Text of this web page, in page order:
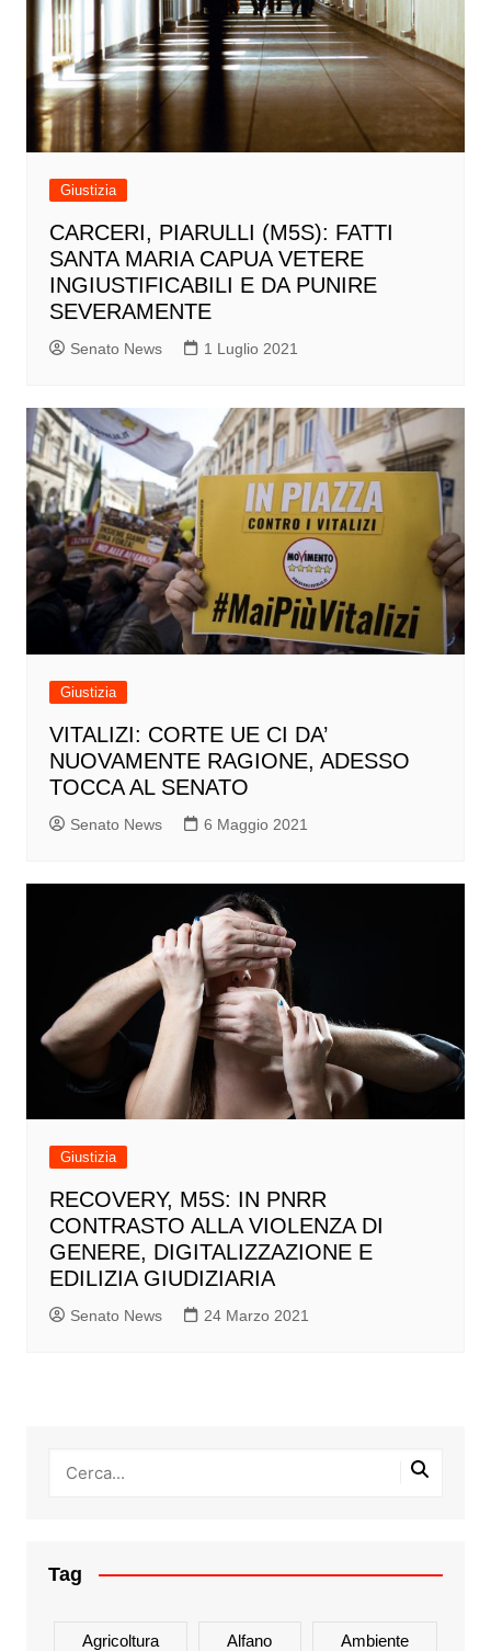
Giustizia
CARCERI, PIARULLI (M5S): FATTI
SANTA MARIA CAPUA VETERE
INGIUSTIFICABILI E DA PUNIRE
SEVERAMENTE
Senato News 1 Luglio 2021
Giustizia
VITALIZI: CORTE UE CI DA’
NUOVAMENTE RAGIONE, ADESSO
TOCCA AL SENATO
Senato News 6 Maggio 2021
Giustizia
RECOVERY, M5S: IN PNRR
CONTRASTO ALLA VIOLENZA DI
GENERE, DIGITALIZZAZIONE E
EDILIZIA GIUDIZIARIA
Senato News 24 Marzo 2021
Tag
Agricoltura Alfano Ambiente